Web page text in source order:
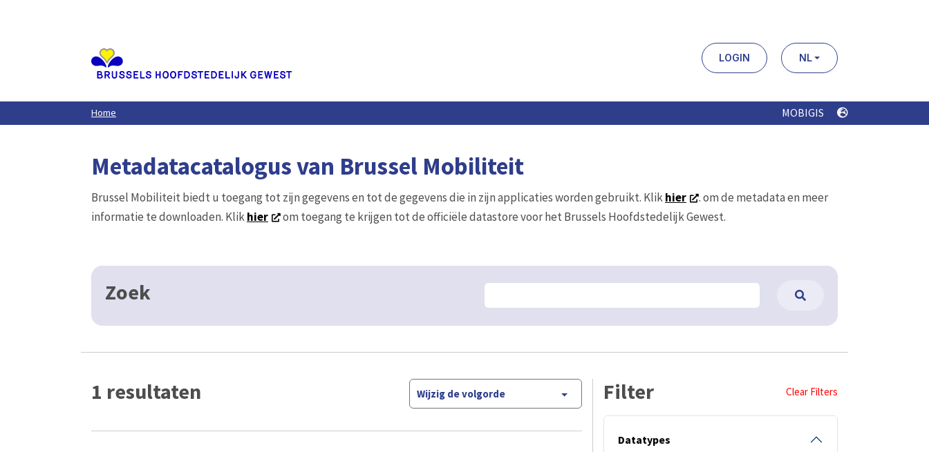
LOGIN NL
Home MOBIGIS
Metadatacatalogus van Brussel Mobiliteit
Brussel Mobiliteit biedt u toegang tot zijn gegevens en tot de gegevens die in zijn applicaties worden gebruikt. Klikhier
. om de metadata en meer
informatie te downloaden. Klikhier om toegang te krijgen tot de officiële datastore voor het Brussels Hoofdstedelijk Gewest.
Zoek
1 resultaten Wijzig de volgorde Filter Clear Filters
Datatypes